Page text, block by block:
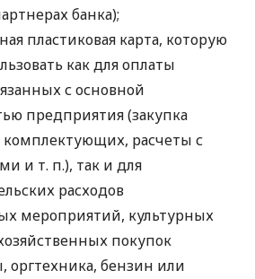
банка);
пластиковая карта, которую
как для оплаты
с основной
предприятия (закупка
комплектующих, расчеты с
и т. п.), так и для
расходов
мероприятий, культурных
покупок
оргтехника, бензин или